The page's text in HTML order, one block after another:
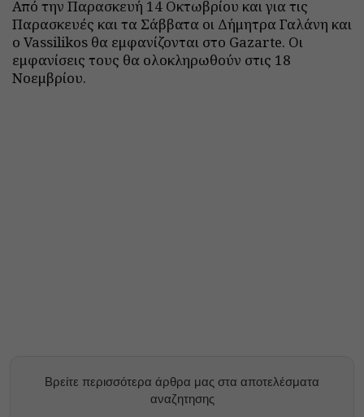
Από την Παρασκευή 14 Οκτωβρίου και για τις
Παρασκευές και τα Σάββατα οι Δήμητρα Γαλάνη και
ο Vassilikos θα εμφανίζονται στο Gazarte. Οι
εμφανίσεις τους θα ολοκληρωθούν στις 18
Νοεμβρίου.
Βρείτε περισσότερα άρθρα μας στα αποτελέσματα
αναζητησης